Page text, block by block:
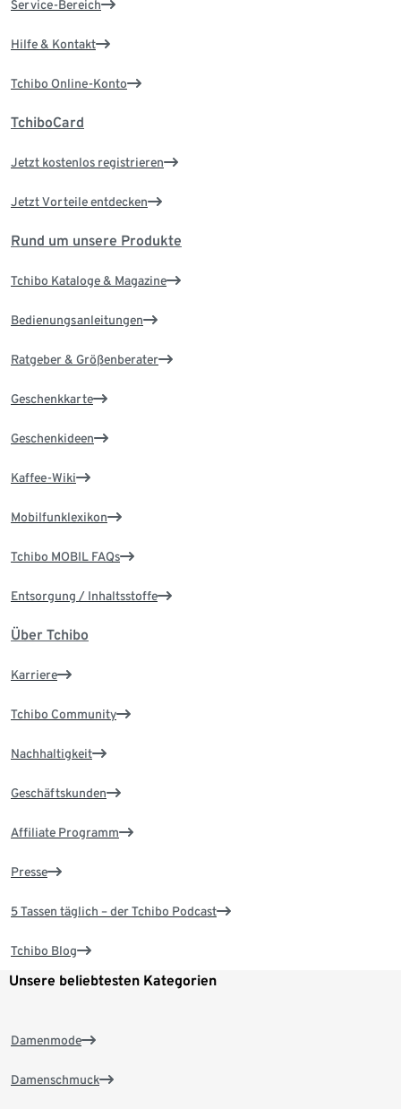
Service-Bereich
Hilfe & Kontakt
Tchibo Online-Konto
TchiboCard
Jetzt kostenlos registrieren
Jetzt Vorteile entdecken
Rund um unsere Produkte
Tchibo Kataloge & Magazine
Bedienungsanleitungen
Ratgeber & Größenberater
Geschenkkarte
Geschenkideen
Kaffee-Wiki
Mobilfunklexikon
Tchibo MOBIL FAQs
Entsorgung / Inhaltsstoffe
Über Tchibo
Karriere
Tchibo Community
Nachhaltigkeit
Geschäftskunden
Affiliate Programm
Presse
5 Tassen täglich – der Tchibo Podcast
Tchibo Blog
Unsere beliebtesten Kategorien
Damenmode
Damenschmuck